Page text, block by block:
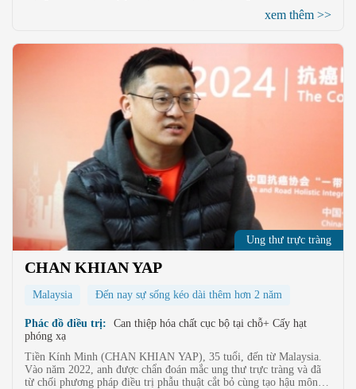
lấn tối thiểu, và kỳ diệu thay, anh đã chiến thắng ung thư. Tám năm
những bước khởi đầu vươn lên trưởng thành, trở thành hình mẫu về
y học xâm lấn tối thiểu và dịch vụ y tế quốc tế tại Trung Quốc.
Chuyến trở về lần này không chỉ là “về nhà”, mà còn là để chia sẻ
câu chuyện và niềm tin chống ung thư của anh — để hy vọng tiếp
xem thêm >>
Ung thư trực tràng
CHAN KHIAN YAP
Malaysia Đến nay sự sống kéo dài thêm hơn 2 năm
Phác đồ điều trị:
Can thiệp hóa chất cục bộ tại chỗ+ Cấy hạt
phóng xạ
Tiền Kính Minh (CHAN KHIAN YAP), 35 tuổi, đến từ Malaysia.
Vào năm 2022, anh được chẩn đoán mắc ung thư trực tràng và đã
từ chối phương pháp điều trị phẫu thuật cắt bỏ cùng tạo hậu môn